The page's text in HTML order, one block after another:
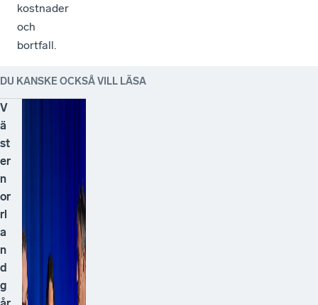
kostnader
och
bortfall.
DU KANSKE OCKSÅ VILL LÄSA
V
ä
st
er
n
or
rl
a
n
d
g